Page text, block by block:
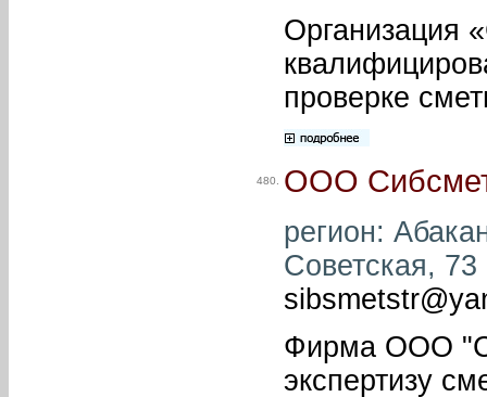
Организация
проверке
480. ООО
регион:
Советская,
Фирма ООО
экспертизу